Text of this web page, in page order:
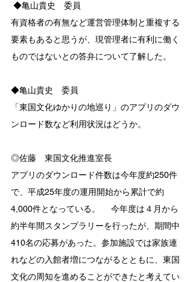
◆亀山貴史　委員
有資格者の有無など運営管理体制と重複する
要素もあると思うが、現管理者に有利に働く
ものではないとの答弁について了解した。
◆亀山貴史　委員
「東国文化ゆかりの地巡り」のアプリのダウ
ンロード数など利用状況はどうか。
◎佐藤　東国文化推進室長
アプリのダウンロード件数は今年度約250件
で、平成25年度の運用開始から累計で約
4,000件となっている。 　今年度は４月から
約半年間スタンプラリーを行ったが、期間中
410名の応募があった。参加施設では家族連
れなどの入館者増につながるとともに、東国
文化の周知を進めることができたと考えてい